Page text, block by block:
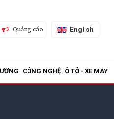
Quảng cáo English
CÔNG NGHỆ Ô TÔ - XE MÁY